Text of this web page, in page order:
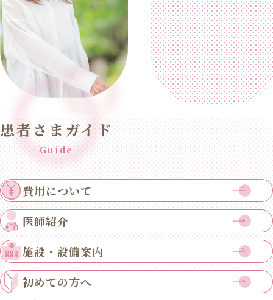
患者さまガイド
Guide
費用について
医師紹介
施設・設備案内
初めての方へ